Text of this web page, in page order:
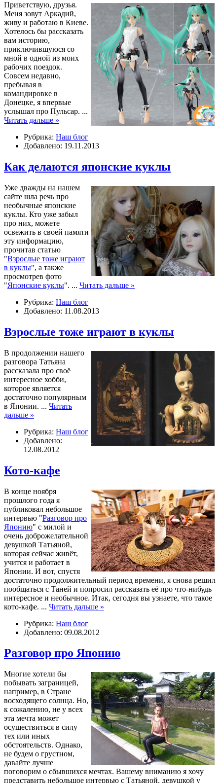
Приветствую, друзья.
Меня зовут Аркадий,
живу и работаю в Киеве.
Хотелось бы рассказать
вам историю,
приключившуюся со
мной в одной из моих
рабочих поездок.
Совсем недавно,
пребывая в
командировке в
Донецке, я впервые
услышал про Пульсар. ...
Читать дальше »
Рубрика: Наш блог
Добавлено: 19.11.2013
Как делаются японские куклы
Уже дважды на нашем
сайте шла речь про
необычные японские
куклы. Кто уже забыл
про них, можете
освежить в своей памяти
эту информацию,
прочитав статью
"Взрослые тоже играют
в куклы", а также
просмотрев фото
"Японские куклы". ... Читать дальше »
Рубрика: Наш блог
Добавлено: 11.08.2013
Взрослые тоже играют в куклы
В продолжении нашего
разговора Татьяна
рассказала про своё
интересное хобби,
которое является
достаточно популярным
в Японии. ... Читать
дальше »
Рубрика: Наш блог
Добавлено:
12.08.2012
Кото-кафе
В конце ноября
прошлого года я
публиковал небольшое
интервью "Разговор про
Японию" с милой и
очень доброжелательной
девушкой Татьяной,
которая сейчас живёт,
учится и работает в
Японии. И вот, спустя
достаточно продолжительный период времени, я снова решил
пообщаться с Таней и попросил рассказать её про что-нибудь
интересное и необычное. Итак, сегодня вы узнаете, что такое
кото-кафе. ... Читать дальше »
Рубрика: Наш блог
Добавлено: 09.08.2012
Разговор про Японию
Многие хотели бы
побывать заграницей,
например, в Стране
восходящего солнца. Но,
к сожалению, не у всех
эта мечта может
осуществиться в силу
тех или иных
обстоятельств. Однако,
не будем о грустном,
давайте лучше
поговорим о сбывшихся мечтах. Вашему вниманию я хочу
представить небольшое интервью с Татьяной, девушкой у